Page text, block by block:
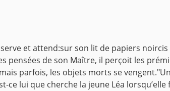
et attend:sur son lit de papiers noircis
pensées de son Maître, il perçoit les
parfois, les objets morts se
lui que cherche la jeune Léa lorsqu’elle